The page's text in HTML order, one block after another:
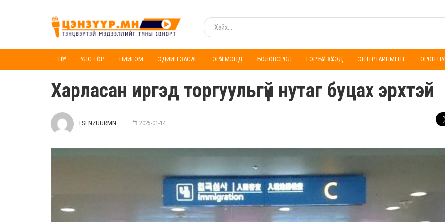
НҮҮР УЛС ТӨР НИЙГЭМ ЭДИЙН ЗАСАГ ЭРҮҮЛ МЭНД БОЛОВСРОЛ ГЭР БҮЛ ХҮҮХЭД ЭНТЕРТАЙНМЕНТ ОРОН
Харласан иргэд торгуульгүй нутаг буцах эрхтэй
TSENZUURMN 2025-01-14